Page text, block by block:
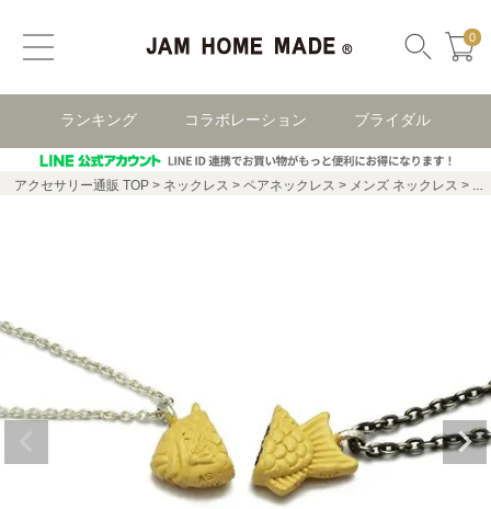
0
ランキング コラボレーション ブライダル
アクセサリー通販 TOP ネックレス ペアネックレス メンズ ネックレス た